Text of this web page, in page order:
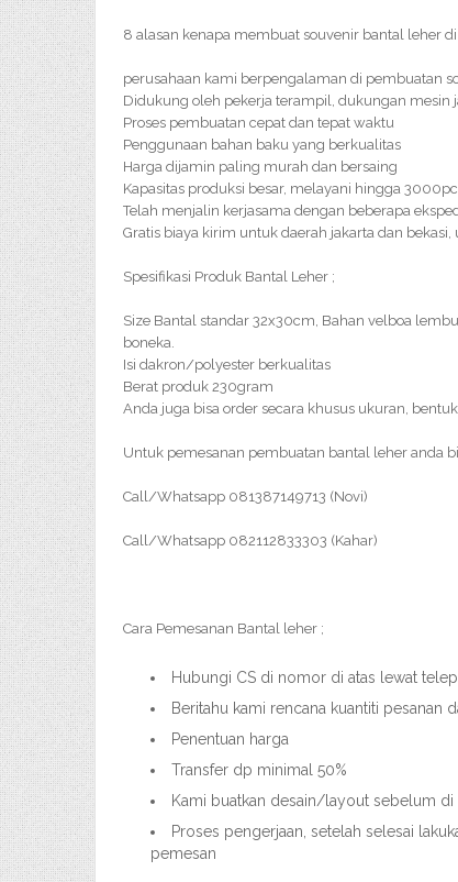
8 alasan kenapa membuat souvenir bantal leher
perusahaan kami berpengalaman di pembuatan
Didukung oleh pekerja terampil, dukungan mesin
Proses pembuatan cepat dan tepat waktu
Penggunaan bahan baku yang berkualitas
Harga dijamin paling murah dan bersaing
Kapasitas produksi besar, melayani hingga
Telah menjalin kerjasama dengan beberapa
Gratis biaya kirim untuk daerah jakarta dan
Spesifikasi Produk Bantal Leher ;
Size Bantal standar 32x30cm, Bahan velboa
boneka.
Isi dakron/polyester berkualitas
Berat produk 230gram
Anda juga bisa order secara khusus ukuran,
Untuk pemesanan pembuatan bantal leher anda
Call/Whatsapp 081387149713 (Novi)
Call/Whatsapp 082112833303 (Kahar)
Cara Pemesanan Bantal leher ;
Hubungi CS di nomor di atas lewat
Beritahu kami rencana kuantiti pesanan
Penentuan harga
Transfer dp minimal 50%
Kami buatkan desain/layout sebelum
Proses pengerjaan, setelah selesai
pemesan